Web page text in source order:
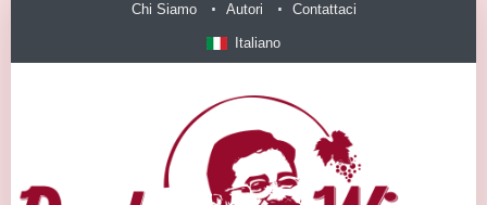
Chi Siamo Autori Contattaci
Italiano